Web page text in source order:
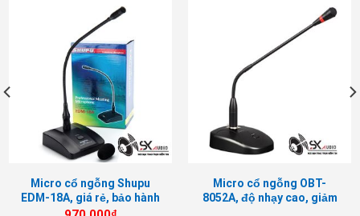
Micro APU MF1201 đời mới năm 2022
Micro cổ ngỗng Shupu
EDM-18A, giá rẻ, bảo hành
12 tháng
​Micro cổ ngỗng OBT-
8052A, độ nhạy cao, giảm